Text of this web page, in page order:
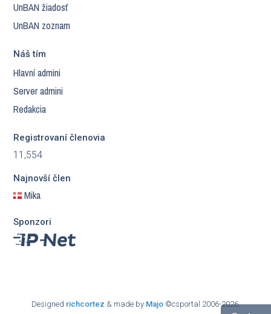
UnBAN žiadosť
UnBAN zoznam
Náš tím
Hlavní admini
Server admini
Redakcia
Registrovaní členovia
11,554
Najnovší člen
Mika
Sponzori
Designed richcortez & made by Majo©csportal 2006-2026.